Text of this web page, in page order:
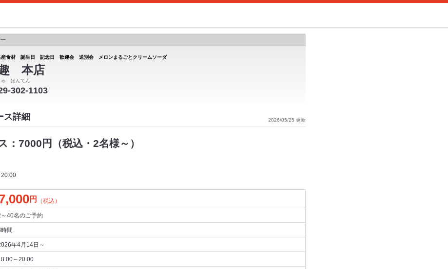
産食材 誕生日 記念日 歓迎会 送別会 メロンまるごとクリームソーダ
本店
ゅ ほんてん
302-1103
2026/05/25 更新
詳細
：7000円（税込・2名様～）
20:00
円 （税込）
40名のご予約
間
年4月14日～
～20:00